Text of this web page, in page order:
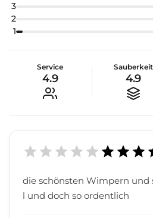
3
2
1
Service
4.9
Sauberkeit
4.9
die schönsten Wimpern und
l und doch so ordentlich